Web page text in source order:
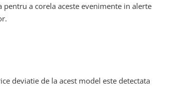
a corela aceste evenimente in alerte
deviatie de la acest model este detectata